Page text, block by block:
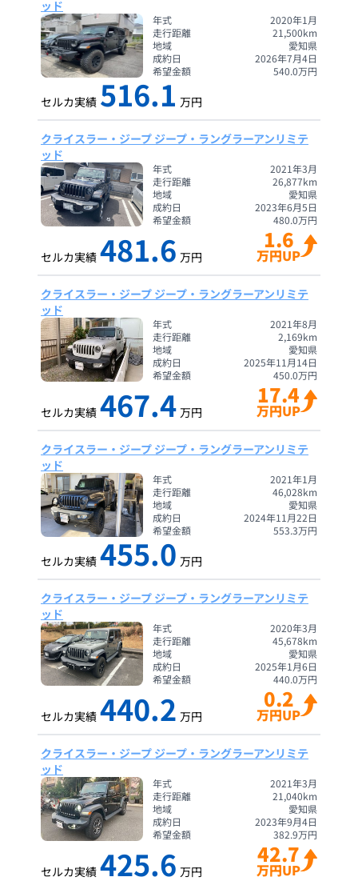
ッド
年式
2020年1月
走行距離
21,500km
地域
愛知県
成約日
2026年7月4日
希望金額
540.0万円
セルカ実績 516.1 万円
クライスラー・ジープ ジープ・ラングラーアンリミテ
ッド
年式
2021年3月
走行距離
26,877km
地域
愛知県
成約日
2023年6月5日
希望金額
480.0万円
セルカ実績 481.6 万円
1.6
万円UP
クライスラー・ジープ ジープ・ラングラーアンリミテ
ッド
年式
2021年8月
走行距離
2,169km
地域
愛知県
成約日
2025年11月14日
希望金額
450.0万円
セルカ実績 467.4 万円
17.4
万円UP
クライスラー・ジープ ジープ・ラングラーアンリミテ
ッド
年式
2021年1月
走行距離
46,028km
地域
愛知県
成約日
2024年11月22日
希望金額
553.3万円
セルカ実績 455.0 万円
クライスラー・ジープ ジープ・ラングラーアンリミテ
ッド
年式
2020年3月
走行距離
45,678km
地域
愛知県
成約日
2025年1月6日
希望金額
440.0万円
セルカ実績 440.2 万円
0.2
万円UP
クライスラー・ジープ ジープ・ラングラーアンリミテ
ッド
年式
2021年3月
走行距離
21,040km
地域
愛知県
成約日
2023年9月4日
希望金額
382.9万円
セルカ実績 425.6 万円
42.7
万円UP